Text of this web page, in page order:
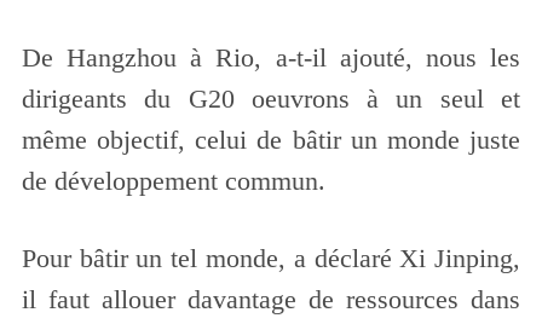
De Hangzhou à Rio, a-t-il ajouté, nous les
dirigeants du G20 oeuvrons à un seul et
même objectif, celui de bâtir un monde juste
de développement commun.
Pour bâtir un tel monde, a déclaré Xi Jinping,
il faut allouer davantage de ressources dans